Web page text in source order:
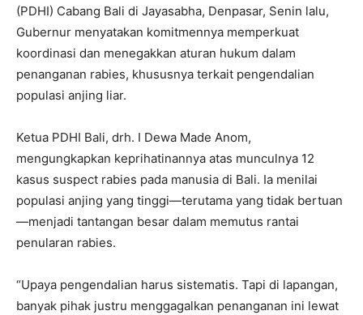
(PDHI) Cabang Bali di Jayasabha, Denpasar, Senin lalu,
Gubernur menyatakan komitmennya memperkuat
koordinasi dan menegakkan aturan hukum dalam
penanganan rabies, khususnya terkait pengendalian
populasi anjing liar.
Ketua PDHI Bali, drh. I Dewa Made Anom,
mengungkapkan keprihatinannya atas munculnya 12
kasus suspect rabies pada manusia di Bali. Ia menilai
populasi anjing yang tinggi—terutama yang tidak bertuan
—menjadi tantangan besar dalam memutus rantai
penularan rabies.
“Upaya pengendalian harus sistematis. Tapi di lapangan,
banyak pihak justru menggagalkan penanganan ini lewat